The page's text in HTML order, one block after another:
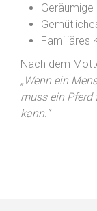
Familiäres
Nach dem
„Wenn ein
muss ein Pferd
kann.“